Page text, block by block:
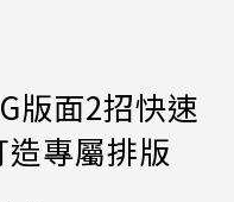
版面2招快速
專屬排版